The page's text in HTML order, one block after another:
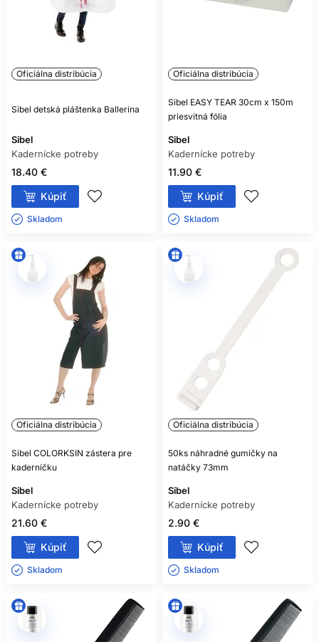
Oficiálna distribúcia
Sibel detská pláštenka Ballerina
Sibel
Kadernícke potreby
18.40 €
Kúpiť
Skladom ㅤ
Oficiálna distribúcia
Sibel EASY TEAR 30cm x 150m
priesvitná fólia
Sibel
Kadernícke potreby
11.90 €
Kúpiť
Skladom ㅤ
Oficiálna distribúcia
Sibel COLORKSIN zástera pre
kaderníčku
Sibel
Kadernícke potreby
21.60 €
Kúpiť
Skladom ㅤ
Oficiálna distribúcia
50ks náhradné gumičky na
natáčky 73mm
Sibel
Kadernícke potreby
2.90 €
Kúpiť
Skladom ㅤ